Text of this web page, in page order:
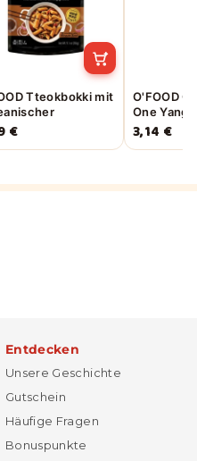
Tteokbokki mit
Soße 260g
€
O'FOOD
One
500ml
3,14 €
Entdecken
Unsere Geschichte
Gutschein
Häufige Fragen
Bonuspunkte